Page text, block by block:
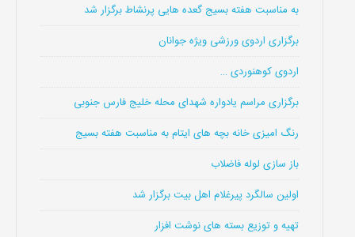
به مناسبت هفته بسیج گعده هایی پرنشاط برگزار شد
برگزاری اردوی ورزشی ویژه جوانان
اردوی کوهنوردی …
برگزاری مراسم یادواره شهدای محله خلیج فارس جنوبی
رنگ امیزی خانه بچه های ایتام به مناسبت هفته بسیج
باز سازی لوله فاضلاب
اولین سالگرد پیرغلام اهل بیت برگزار شد
تهیه و توزیع بسته های نوشت افزار